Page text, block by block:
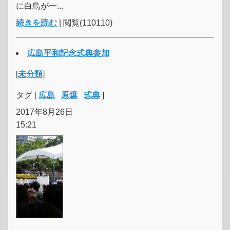
に白鳥が一...
続きを読む | 閲覧(110110)
広島平和記念式典参加
[未分類]
タグ [ 広島 原爆 式典 ]
2017年8月26日
15:21